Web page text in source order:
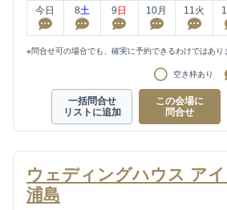
今日 8土 9 日 10月 11火
※問合せ可の場合でも、確実に予約できるわけではあり
空き枠あり
一括問合せ
リストに追加
この会場に
問合せ
ウェディングハウス ア
浦島